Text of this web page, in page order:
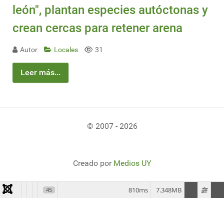
león", plantan especies autóctonas y
crean cercas para retener arena
Autor Locales 31
Leer más...
© 2007 - 2026
Creado por Medios UY
45 7.348MB
810ms